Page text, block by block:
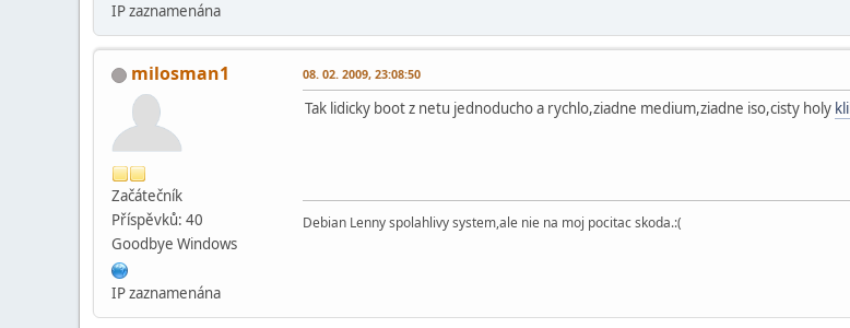
IP zaznamenána
milosman1
Začátečník
Příspěvků: 40
Goodbye Windows
IP zaznamenána
08. 02. 2009, 23:08:50
Tak lidicky boot z netu jednoducho a rychlo,ziadne medium,ziadne iso,cisty holy
Debian Lenny spolahlivy system,ale nie na moj pocitac skoda.:(